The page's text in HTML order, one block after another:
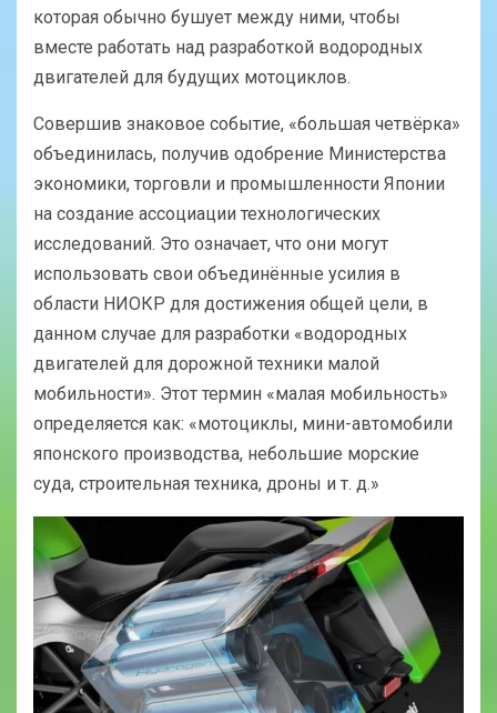
которая обычно бушует между ними, чтобы
вместе работать над разработкой водородных
двигателей для будущих мотоциклов.
Совершив знаковое событие, «большая четвёрка»
объединилась, получив одобрение Министерства
экономики, торговли и промышленности Японии
на создание ассоциации технологических
исследований. Это означает, что они могут
использовать свои объединённые усилия в
области НИОКР для достижения общей цели, в
данном случае для разработки «водородных
двигателей для дорожной техники малой
мобильности». Этот термин «малая мобильность»
определяется как: «мотоциклы, мини-автомобили
японского производства, небольшие морские
суда, строительная техника, дроны и т. д.»